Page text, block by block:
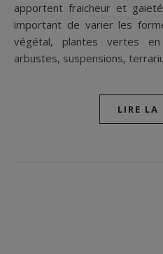
apportent fraicheur et
important de varier les
végétal, plantes vertes
arbustes, suspensions,
LIRE LA